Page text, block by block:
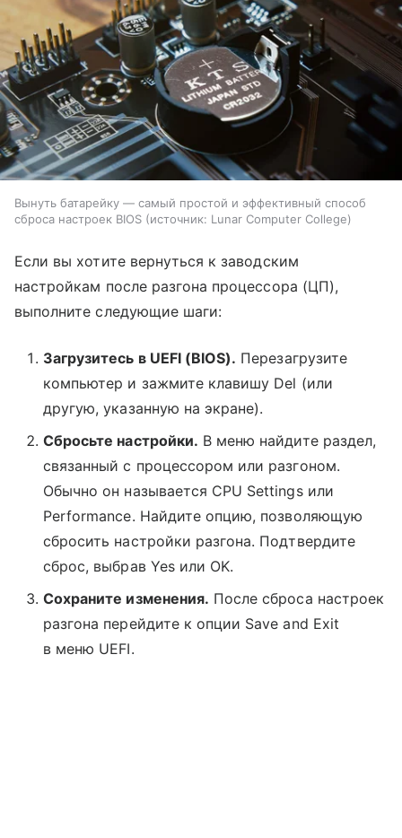
Вынуть батарейку — самый простой и эффективный способ
сброса настроек BIOS
источник: Lunar Computer College
Если вы хотите вернуться к заводским
настройкам после разгона процессора (ЦП),
выполните следующие шаги:
Загрузитесь в UEFI (BIOS). Перезагрузите
компьютер и зажмите клавишу Del (или
другую, указанную на экране).
Сбросьте настройки. В меню найдите раздел,
связанный с процессором или разгоном.
Обычно он называется CPU Settings или
Performance. Найдите опцию, позволяющую
сбросить настройки разгона. Подтвердите
сброс, выбрав Yes или OK.
Сохраните изменения. После сброса настроек
разгона перейдите к опции Save and Exit
в меню UEFI.